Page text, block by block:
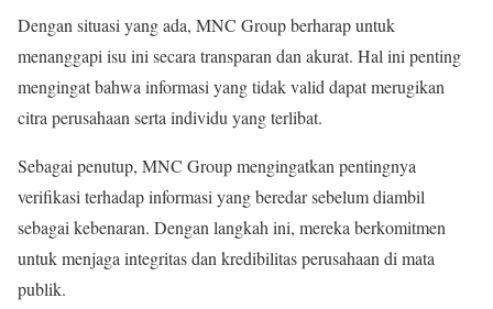
Dengan situasi yang ada, MNC Group berharap untuk
menanggapi isu ini secara transparan dan akurat. Hal ini penting
mengingat bahwa informasi yang tidak valid dapat merugikan
citra perusahaan serta individu yang terlibat.
Sebagai penutup, MNC Group mengingatkan pentingnya
verifikasi terhadap informasi yang beredar sebelum diambil
sebagai kebenaran. Dengan langkah ini, mereka berkomitmen
untuk menjaga integritas dan kredibilitas perusahaan di mata
publik.